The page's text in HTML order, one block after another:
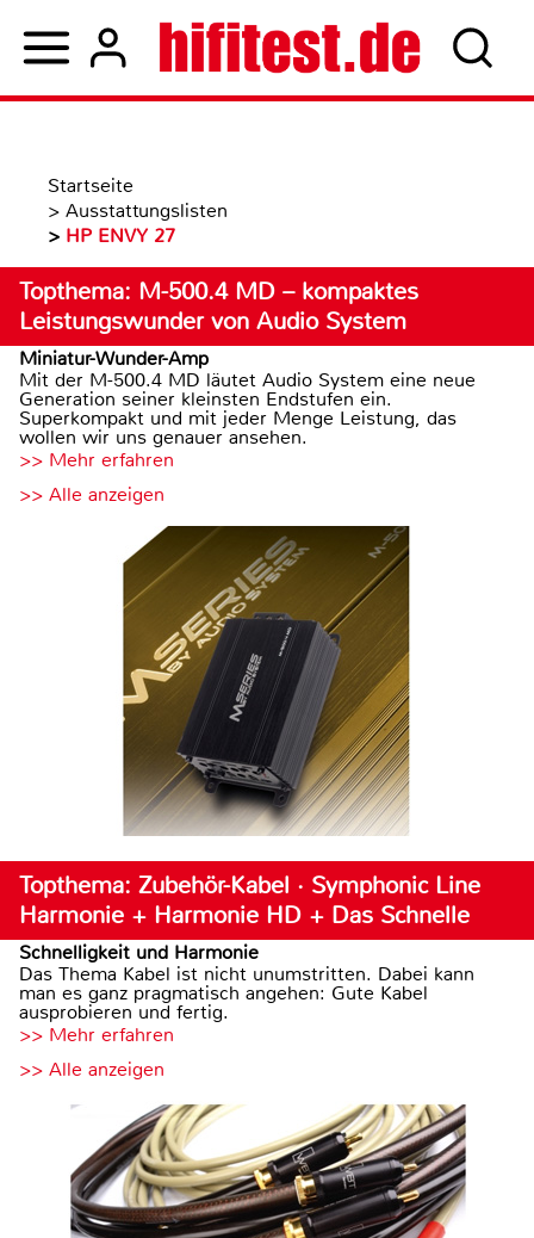
Startseite
> Ausstattungslisten
> HP ENVY 27
Topthema: M-500.4 MD – kompaktes
Leistungswunder von Audio System
Miniatur-Wunder-Amp
Mit der M-500.4 MD läutet Audio System eine neue
Generation seiner kleinsten Endstufen ein.
Superkompakt und mit jeder Menge Leistung, das
wollen wir uns genauer ansehen.
>> Mehr erfahren
>> Alle anzeigen
Topthema: Zubehör-Kabel · Symphonic Line
Harmonie + Harmonie HD + Das Schnelle
Schnelligkeit und Harmonie
Das Thema Kabel ist nicht unumstritten. Dabei kann
man es ganz pragmatisch angehen: Gute Kabel
ausprobieren und fertig.
>> Mehr erfahren
>> Alle anzeigen